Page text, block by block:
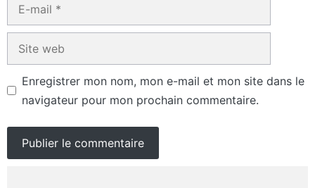
Enregistrer mon nom, mon e-mail et mon site dans le
navigateur pour mon prochain commentaire.